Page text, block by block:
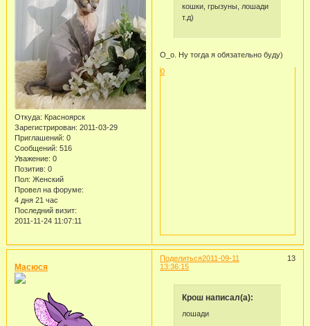
Откуда: Красноярск
Зарегистрирован: 2011-03-29
Приглашений: 0
Сообщений: 516
Уважение: 0
Позитив: 0
Пол: Женский
Провел на форуме:
4 дня 21 час
Последний визит:
2011-11-24 11:07:11
кошки, грызуны, лошади
т.д)
О_о. Ну тогда я обязательно буду)
0
Поделиться 13
2011-09-11
13:36:15
Масюся
Крош написал(а):
лошади